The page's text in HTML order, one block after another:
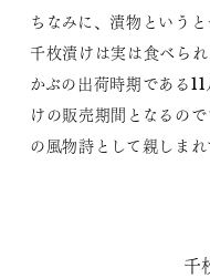
ちなみに、漬物という
千枚漬けは実は食べら
かぶの出荷時期である
けの販売期間となるの
の風物詩として親しまれ
千